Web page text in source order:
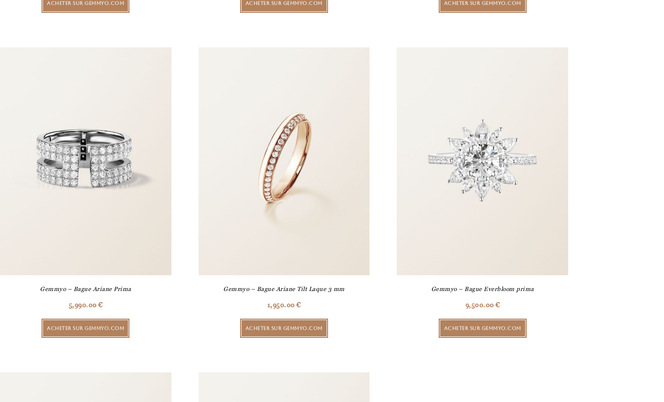
ACHETER SUR GEMMYO.COM ACHETER SUR GEMMYO.COM ACHETER SUR GEMMYO.COM
Gemmyo – Bague Ariane Prima
5,990.00€
ACHETER SUR GEMMYO.COM
Gemmyo – Bague Ariane Tilt Laque 3 mm
1,950.00€
ACHETER SUR GEMMYO.COM
Gemmyo – Bague Everbloom prima
9,500.00€
ACHETER SUR GEMMYO.COM